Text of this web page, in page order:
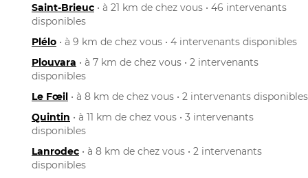
Saint-Brieuc • à 21 km de chez vous • 46 intervenants
disponibles
Plélo • à 9 km de chez vous • 4 intervenants disponibles
Plouvara • à 7 km de chez vous • 2 intervenants
disponibles
Le Fœil • à 8 km de chez vous • 2 intervenants disponibles
Quintin • à 11 km de chez vous • 3 intervenants
disponibles
Lanrodec • à 8 km de chez vous • 2 intervenants
disponibles